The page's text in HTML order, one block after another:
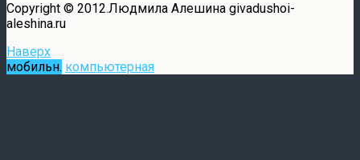
Copyright © 2012.Людмила Алешина givadushoi-
aleshina.ru
Наверх
мобильн. компьютерная